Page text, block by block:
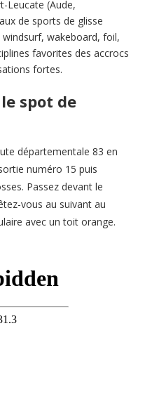
Leucate (Aude,
de sports de glisse
wakeboard, foil,
favorites des accrocs
fortes.
spot de
départementale 83 en
numéro 15 puis
Passez devant le
vous au suivant au
avec un toit orange.